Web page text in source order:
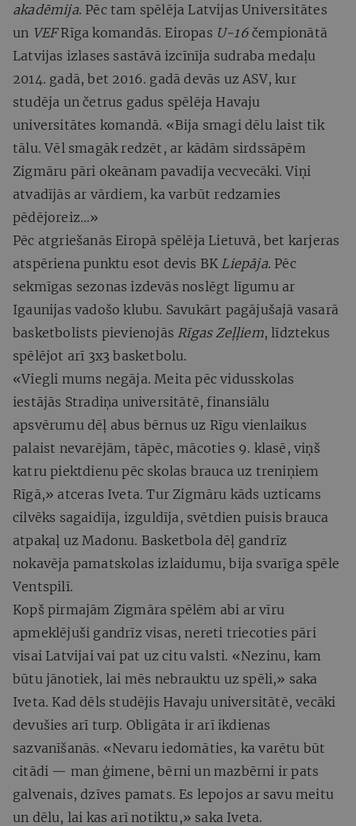
akadēmija. Pēc tam spēlēja Latvijas Universitātes
un VEFRīga komandās. Eiropas U-16čempionātā
Latvijas izlases sastāvā izcīnīja sudraba medaļu
2014. gadā, bet 2016. gadā devās uz ASV, kur
studēja un četrus gadus spēlēja Havaju
universitātes komandā. «Bija smagi dēlu laist tik
tālu. Vēl smagāk redzēt, ar kādām sirdssāpēm
Zigmāru pāri okeānam pavadīja vecvecāki. Viņi
atvadījās ar vārdiem, ka varbūt redzamies
pēdējoreiz…»
Pēc atgriešanās Eiropā spēlēja Lietuvā, bet karjeras
atspēriena punktu esot devis BK Liepāja. Pēc
sekmīgas sezonas izdevās noslēgt līgumu ar
Igaunijas vadošo klubu. Savukārt pagājušajā vasarā
basketbolists pievienojās Rīgas Zeļļiem, līdztekus
spēlējot arī 3x3 basketbolu.
«Viegli mums negāja. Meita pēc vidusskolas
iestājās Stradiņa universitātē, finansiālu
apsvērumu dēļ abus bērnus uz Rīgu vienlaikus
palaist nevarējām, tāpēc, mācoties 9. klasē, viņš
katru piektdienu pēc skolas brauca uz treniņiem
Rīgā,» atceras Iveta. Tur Zigmāru kāds uzticams
cilvēks sagaidīja, izguldīja, svētdien puisis brauca
atpakaļ uz Madonu. Basketbola dēļ gandrīz
nokavēja pamatskolas izlaidumu, bija svarīga spēle
Ventspilī.
Kopš pirmajām Zigmāra spēlēm abi ar vīru
apmeklējuši gandrīz visas, nereti triecoties pāri
visai Latvijai vai pat uz citu valsti. «Nezinu, kam
būtu jānotiek, lai mēs nebrauktu uz spēli,» saka
Iveta. Kad dēls studējis Havaju universitātē, vecāki
devušies arī turp. Obligāta ir arī ikdienas
sazvanīšanās. «Nevaru iedomāties, ka varētu būt
citādi — man ģimene, bērni un mazbērni ir pats
galvenais, dzīves pamats. Es lepojos ar savu meitu
un dēlu, lai kas arī notiktu,» saka Iveta.